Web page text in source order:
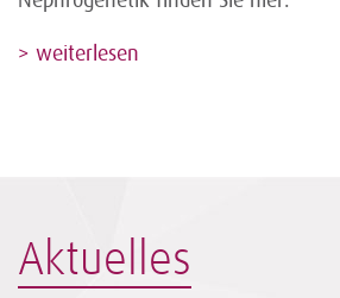
> weiterlesen
Aktuelles